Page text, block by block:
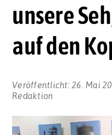
unsere
auf den
Veröffentlicht:26. Mai
Redaktion